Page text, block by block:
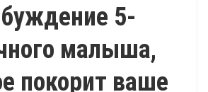
5-
малыша,
покорит ваше